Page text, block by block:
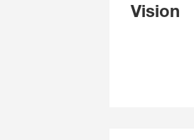
Vision